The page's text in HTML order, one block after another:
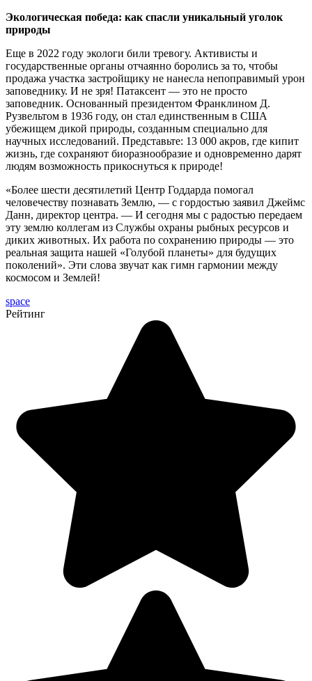
Экологическая победа: как спасли уникальный уголок
природы
Еще в 2022 году экологи били тревогу. Активисты и
государственные органы отчаянно боролись за то, чтобы
продажа участка застройщику не нанесла непоправимый урон
заповеднику. И не зря! Патаксент — это не просто
заповедник. Основанный президентом Франклином Д.
Рузвельтом в 1936 году, он стал единственным в США
убежищем дикой природы, созданным специально для
научных исследований. Представьте: 13 000 акров, где кипит
жизнь, где сохраняют биоразнообразие и одновременно дарят
людям возможность прикоснуться к природе!
«Более шести десятилетий Центр Годдарда помогал
человечеству познавать Землю, — с гордостью заявил Джеймс
Данн, директор центра. — И сегодня мы с радостью передаем
эту землю коллегам из Службы охраны рыбных ресурсов и
диких животных. Их работа по сохранению природы — это
реальная защита нашей «Голубой планеты» для будущих
поколений». Эти слова звучат как гимн гармонии между
космосом и Землей!
space
Рейтинг